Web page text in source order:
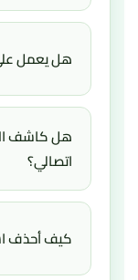
مزعجة.
نعم، قاعدة
سلام،
عالية جداً تصل لـ
هل يعمل على
نعم!كاشف
جميع الأجهزة
من المتصفح
App Store أو Google Play.
هل كاشف
اتصالي؟
أبداً! نحن
اتصالك. هذا
نمبروزو عن
كيف أحذف